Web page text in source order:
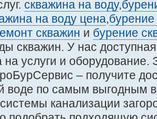
скважина на воду,
на воду цена,
скважин и бурение
скважин. У нас
на услуги и оборудование.
– получите
воде по самым выгодным
канализации